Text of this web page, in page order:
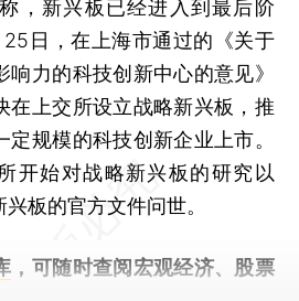
，新兴板已经进入到最后阶
日，在上海市通过的《关于
力的科技创新中心的意见》
在上交所设立战略新兴板，推
规模的科技创新企业上市。
开始对战略新兴板的研究以
板的官方文件问世。
，可随时查阅宏观经济、股票